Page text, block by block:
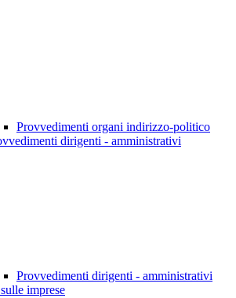
Provvedimenti organi indirizzo-politico
dirigenti - amministrativi
Provvedimenti dirigenti - amministrativi
imprese